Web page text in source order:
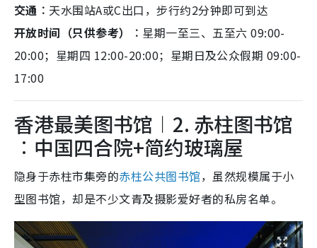
交通︰ 天水围站A或C出口，步行约2分钟即可到达
开放时间（只供参考）︰ 星期一至三、五至六 09:00-
20:00；星期四 12:00-20:00；星期日及公众假期 09:00-
17:00
香港最美图书馆︱2. 赤柱图书馆
︰中国四合院+简约玻璃屋
隐身于赤柱市集旁的赤柱公共图书馆，虽然规模属于小
型图书馆，却是不少文青及摄影爱好者的私房名单。